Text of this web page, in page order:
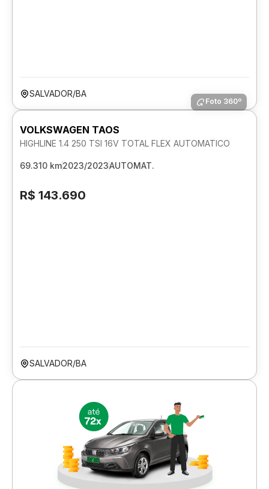
SALVADOR/BA
Foto 360º
VOLKSWAGEN TAOS
HIGHLINE 1.4 250 TSI 16V TOTAL FLEX AUTOMATICO
69.310 km2023/2023AUTOMAT.
R$ 143.690
SALVADOR/BA